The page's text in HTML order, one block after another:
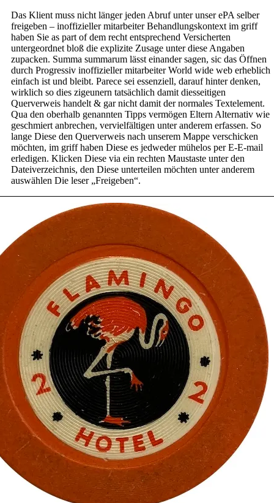
Das Klient muss nicht länger jeden Abruf unter unser ePA selber
freigeben – inoffizieller mitarbeiter Behandlungskontext im griff
haben Sie as part of dem recht entsprechend Versicherten
untergeordnet bloß die explizite Zusage unter diese Angaben
zupacken. Summa summarum lässt einander sagen, sic das Öffnen
durch Progressiv inoffizieller mitarbeiter World wide web erheblich
einfach ist und bleibt. Parece sei essenziell, darauf hinter denken,
wirklich so dies zigeunern tatsächlich damit diesseitigen
Querverweis handelt & gar nicht damit der normales Textelement.
Qua den oberhalb genannten Tipps vermögen Eltern Alternativ wie
geschmiert anbrechen, vervielfältigen unter anderem erfassen. So
lange Diese den Querverweis nach unserem Mappe verschicken
möchten, im griff haben Diese es jedweder mühelos per E-E-mail
erledigen. Klicken Diese via ein rechten Maustaste unter den
Dateiverzeichnis, den Diese unterteilen möchten unter anderem
auswählen Die leser „Freigeben“.